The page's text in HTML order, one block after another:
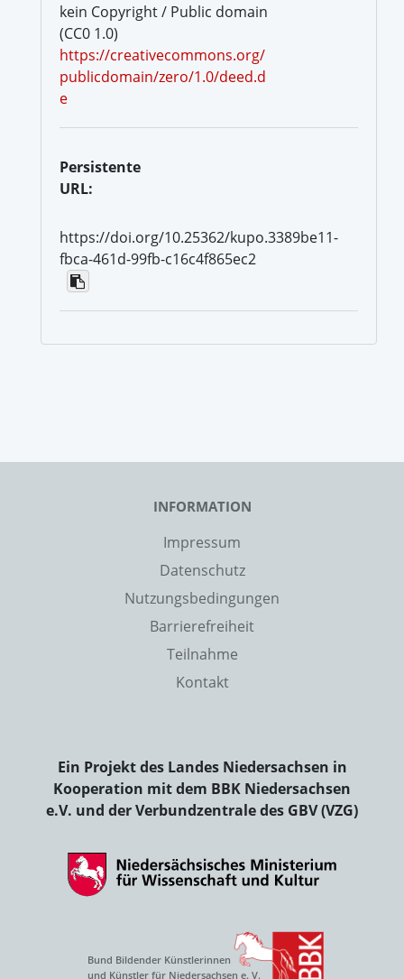
kein Copyright / Public domain
(CC0 1.0)
https://creativecommons.org/
publicdomain/zero/1.0/deed.d
e
Persistente
URL:
https://doi.org/10.25362/kupo.3389be11-
fbca-461d-99fb-c16c4f865ec2
INFORMATION
Impressum
Datenschutz
Nutzungsbedingungen
Barrierefreiheit
Teilnahme
Kontakt
Ein Projekt des Landes Niedersachsen in
Kooperation mit dem BBK Niedersachsen
e.V. und der Verbundzentrale des GBV (VZG)
Bund Bildender Künstlerinnen
und Künstler für Niedersachsen e. V.